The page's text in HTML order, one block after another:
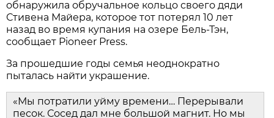
обнаружила обручальное кольцо своего дяди
Стивена Майера, которое тот потерял 10 лет
назад во время купания на озере Бель-Тэн,
сообщает Pioneer Press.
За прошедшие годы семья неоднократно
пыталась найти украшение.
«Мы потратили уйму времени… Перерывали
песок. Сосед дал мне большой магнит. Но мы